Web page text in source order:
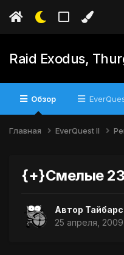
Raid Exodus,
Обзор
Главная EverQuest II
{+}Смелые
Автор Тайбарс
25 апреля, 2009